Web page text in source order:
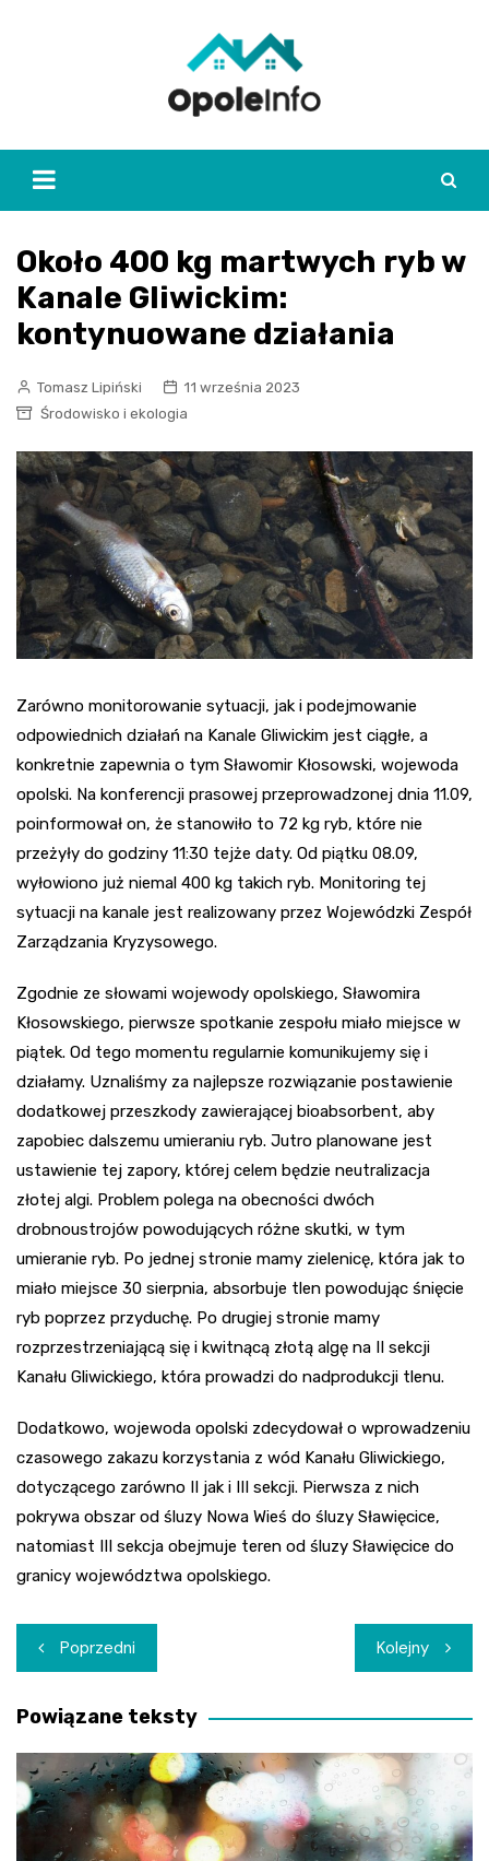
Około 400 kg martwych ryb w
Kanale Gliwickim:
kontynuowane działania
Tomasz Lipiński
11 września 2023
Środowisko i ekologia
Zarówno monitorowanie sytuacji, jak i podejmowanie
odpowiednich działań na Kanale Gliwickim jest ciągłe, a
konkretnie zapewnia o tym Sławomir Kłosowski, wojewoda
opolski. Na konferencji prasowej przeprowadzonej dnia 11.09,
poinformował on, że stanowiło to 72 kg ryb, które nie
przeżyły do godziny 11:30 tejże daty. Od piątku 08.09,
wyłowiono już niemal 400 kg takich ryb. Monitoring tej
sytuacji na kanale jest realizowany przez Wojewódzki Zespół
Zarządzania Kryzysowego.
Zgodnie ze słowami wojewody opolskiego, Sławomira
Kłosowskiego, pierwsze spotkanie zespołu miało miejsce w
piątek. Od tego momentu regularnie komunikujemy się i
działamy. Uznaliśmy za najlepsze rozwiązanie postawienie
dodatkowej przeszkody zawierającej bioabsorbent, aby
zapobiec dalszemu umieraniu ryb. Jutro planowane jest
ustawienie tej zapory, której celem będzie neutralizacja
złotej algi. Problem polega na obecności dwóch
drobnoustrojów powodujących różne skutki, w tym
umieranie ryb. Po jednej stronie mamy zielenicę, która jak to
miało miejsce 30 sierpnia, absorbuje tlen powodując śnięcie
ryb poprzez przyduchę. Po drugiej stronie mamy
rozprzestrzeniającą się i kwitnącą złotą algę na II sekcji
Kanału Gliwickiego, która prowadzi do nadprodukcji tlenu.
Dodatkowo, wojewoda opolski zdecydował o wprowadzeniu
czasowego zakazu korzystania z wód Kanału Gliwickiego,
dotyczącego zarówno II jak i III sekcji. Pierwsza z nich
pokrywa obszar od śluzy Nowa Wieś do śluzy Sławięcice,
natomiast III sekcja obejmuje teren od śluzy Sławięcice do
granicy województwa opolskiego.
Nawigacja
wpisu
Poprzedni Kolejny
Powiązane teksty